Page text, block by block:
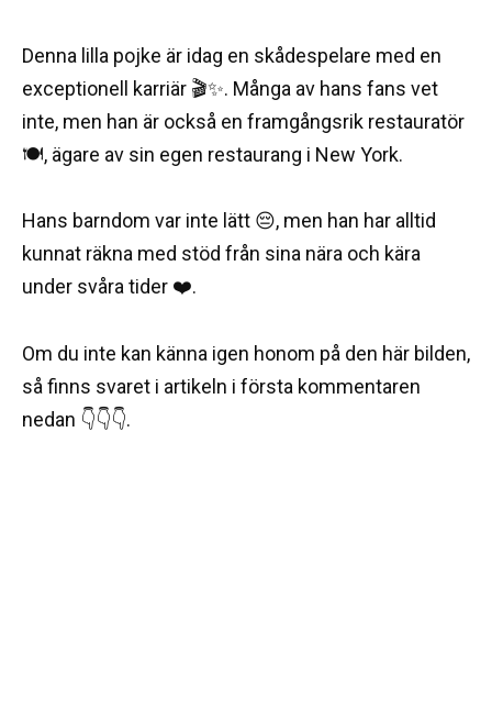
Denna lilla pojke är idag en skådespelare med en
exceptionell karriär 🎬✨. Många av hans fans vet
inte, men han är också en framgångsrik restauratör
🍽️, ägare av sin egen restaurang i New York.
Hans barndom var inte lätt 😔, men han har alltid
kunnat räkna med stöd från sina nära och kära
under svåra tider ❤️.
Om du inte kan känna igen honom på den här bilden,
så finns svaret i artikeln i första kommentaren
nedan 👇👇👇.